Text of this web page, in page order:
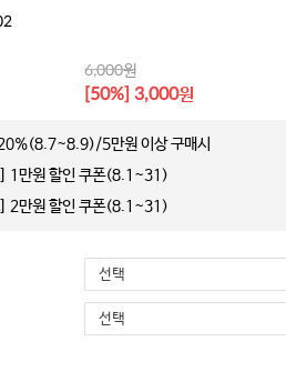
6,000원
[50%] 3,000원
5만원 이상 구매시
] 1만원 할인 쿠폰(8.1~31)
] 2만원 할인 쿠폰(8.1~31)
선택
선택